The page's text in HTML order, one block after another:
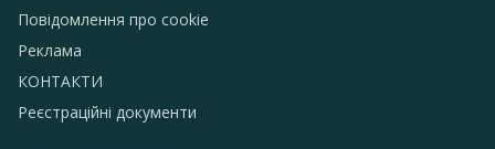
Повідомлення про сookie
Реклама
КОНТАКТИ
Реєстраційні документи